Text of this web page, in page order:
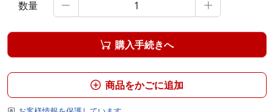
数量  
 購入手続きへ
 商品をかごに追加